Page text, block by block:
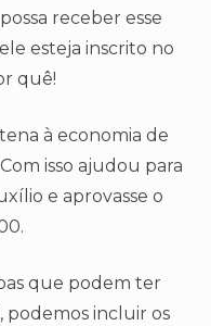
receber esse
esteja inscrito no
quê!
à economia de
isso ajudou para
e aprovasse o
que podem ter
podemos incluir os